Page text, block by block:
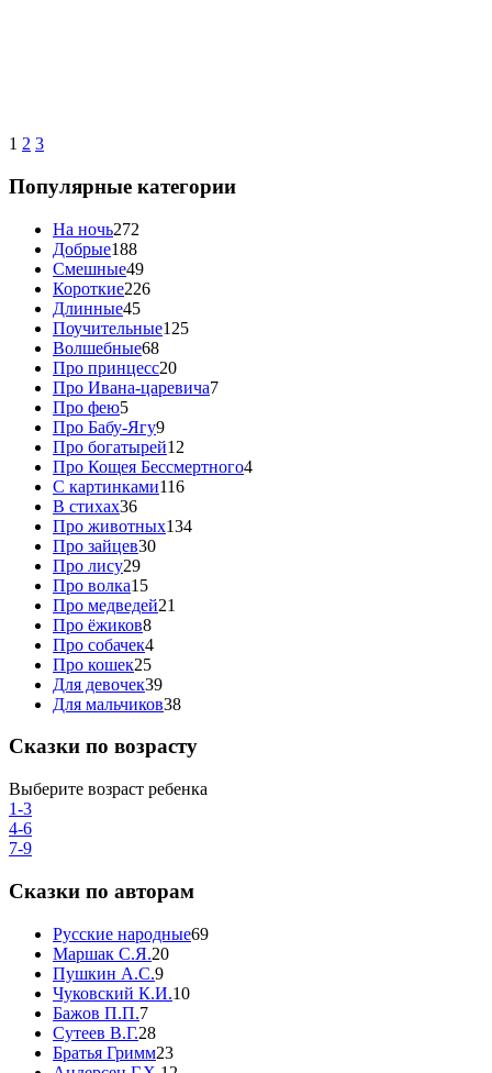
1 2 3
Популярные категории
На ночь272
Добрые188
Смешные49
Короткие226
Длинные45
Поучительные125
Волшебные68
Про принцесс20
Про Ивана-царевича7
Про фею5
Про Бабу-Ягу9
Про богатырей12
Про Кощея Бессмертного4
С картинками116
В стихах36
Про животных134
Про зайцев30
Про лису29
Про волка15
Про медведей21
Про ёжиков8
Про собачек4
Про кошек25
Для девочек39
Для мальчиков38
Сказки по возрасту
Выберите возраст ребенка
1-3
4-6
7-9
Сказки по авторам
Русские народные69
Маршак С.Я.20
Пушкин А.С.9
Чуковский К.И.10
Бажов П.П.7
Сутеев В.Г.28
Братья Гримм23